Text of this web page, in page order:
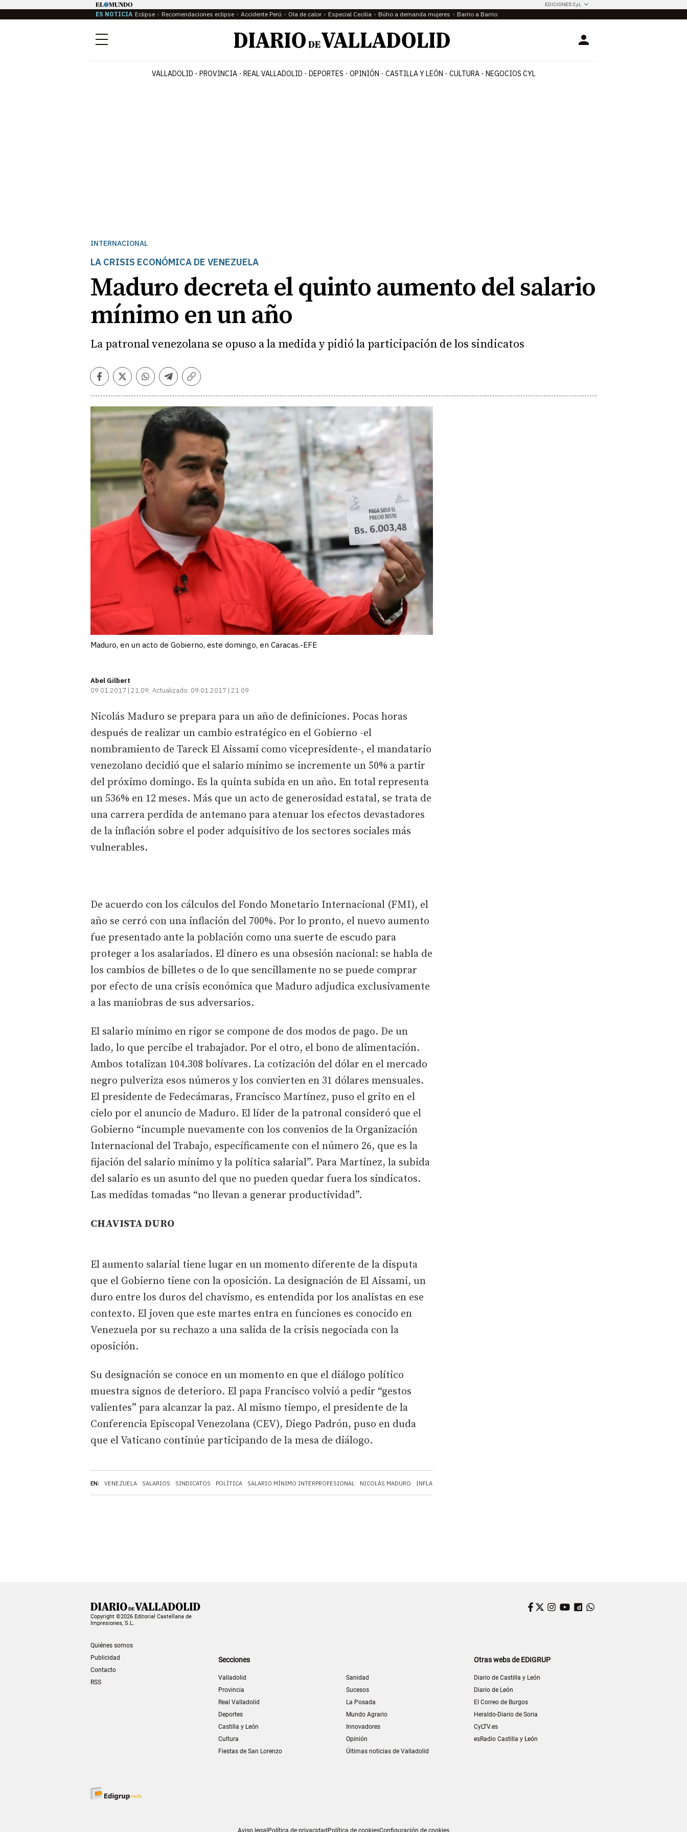
EDICIONES CyL
ES NOTICIA Eclipse Recomendaciones eclipse Accidente Perú Ola de calor Especial Cecilia Búho a demanda mujeres Barrio a Barrio
Menú Login
VALLADOLID PROVINCIA REAL VALLADOLID DEPORTES OPINIÓN CASTILLA Y LEÓN CULTURA NEGOCIOS CYL
INTERNACIONAL
LA CRISIS ECONÓMICA DE VENEZUELA
Maduro decreta el quinto aumento del salario
mínimo en un año
La patronal venezolana se opuso a la medida y pidió la participación de los sindicatos
Facebook
TwitterWhatsapp
Telegram
Copiar
Maduro, en un acto de Gobierno, este domingo, en Caracas.-EFE
Abel Gilbert
09.01.2017 | 21:09 Actualizado: 09.01.2017 | 21:09
EN: VENEZUELA SALARIOS SINDICATOS POLÍTICA SALARIO MÍNIMO INTERPROFESIONAL NICOLÁS MADURO INFLACIÓN
Nicolás Maduro se prepara para un año de definiciones. Pocas horas
después de realizar un cambio estratégico en el Gobierno -el
nombramiento de Tareck El Aissami como vicepresidente-, el mandatario
venezolano decidió que el salario mínimo se incremente un 50% a partir
del próximo domingo. Es la quinta subida en un año. En total representa
un 536% en 12 meses. Más que un acto de generosidad estatal, se trata de
una carrera perdida de antemano para atenuar los efectos devastadores
de la inflación sobre el poder adquisitivo de los sectores sociales más
vulnerables.
De acuerdo con los cálculos del Fondo Monetario Internacional (FMI), el
año se cerró con una inflación del 700%. Por lo pronto, el nuevo aumento
fue presentado ante la población como una suerte de escudo para
proteger a los asalariados. El dinero es una obsesión nacional: se habla de
los cambios de billetes o de lo que sencillamente no se puede comprar
por efecto de una crisis económica que Maduro adjudica exclusivamente
a las maniobras de sus adversarios.
El salario mínimo en rigor se compone de dos modos de pago. De un
lado, lo que percibe el trabajador. Por el otro, el bono de alimentación.
Ambos totalizan 104.308 bolívares. La cotización del dólar en el mercado
negro pulveriza esos números y los convierten en 31 dólares mensuales.
El presidente de Fedecámaras, Francisco Martínez, puso el grito en el
cielo por el anuncio de Maduro. El líder de la patronal consideró que el
Gobierno “incumple nuevamente con los convenios de la Organización
Internacional del Trabajo, específicamente con el número 26, que es la
fijación del salario mínimo y la política salarial”. Para Martínez, la subida
del salario es un asunto del que no pueden quedar fuera los sindicatos.
Las medidas tomadas “no llevan a generar productividad”.
CHAVISTA DURO
El aumento salarial tiene lugar en un momento diferente de la disputa
que el Gobierno tiene con la oposición. La designación de El Aissami, un
duro entre los duros del chavismo, es entendida por los analistas en ese
contexto. El joven que este martes entra en funciones es conocido en
Venezuela por su rechazo a una salida de la crisis negociada con la
oposición.
Su designación se conoce en un momento en que el diálogo político
muestra signos de deterioro. El papa Francisco volvió a pedir “gestos
valientes” para alcanzar la paz. Al mismo tiempo, el presidente de la
Conferencia Episcopal Venezolana (CEV), Diego Padrón, puso en duda
que el Vaticano continúe participando de la mesa de diálogo.
Copyright ©2026 Editorial Castellana de
Impresiones, S.L.
Quiénes somos
Publicidad
Contacto
RSS
Facebook
Twitter
Instagram
YouTube
Dailymotion
Secciones
Valladolid
Provincia
Real Valladolid
Deportes
Castilla y León
Cultura
Fiestas de San Lorenzo
Sanidad
Sucesos
La Posada
Mundo Agrario
Innovadores
Opinión
Últimas noticias de Valladolid
Otras webs de EDIGRUP
Diario de Castilla y León
Diario de León
El Correo de Burgos
Heraldo-Diario de Soria
CyLTV.es
esRadio Castilla y León
Aviso legal Política de privacidad Política de cookiesConfiguración de cookies